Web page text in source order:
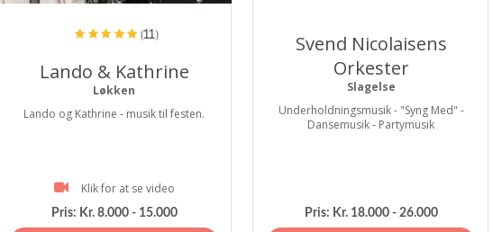
(11)
Lando & Kathrine
Løkken
Lando og Kathrine - musik til festen.
Klik for at se video
Pris: Kr. 8.000 - 15.000
Svend Nicolaisens
Orkester
Slagelse
Underholdningsmusik - "Syng Med" -
Dansemusik - Partymusik
Pris: Kr. 18.000 - 26.000